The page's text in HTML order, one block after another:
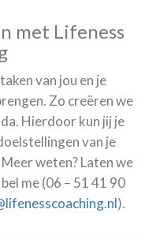
met Lifeness
van jou en je
Zo creëren we
Hierdoor kun jij je
van je
weten? Laten we
me (06 – 51 41 90
).